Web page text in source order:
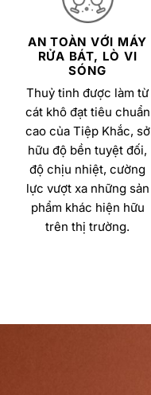
AN TOÀN VỚI MÁY
RỬA BÁT, LÒ VI
SÓNG
Thuỷ tinh được làm từ
cát khô đạt tiêu chuẩn
cao của Tiệp Khắc, sở
hữu độ bền tuyệt đối,
độ chịu nhiệt, cường
lực vượt xa những sản
phẩm khác hiện hữu
trên thị trường.